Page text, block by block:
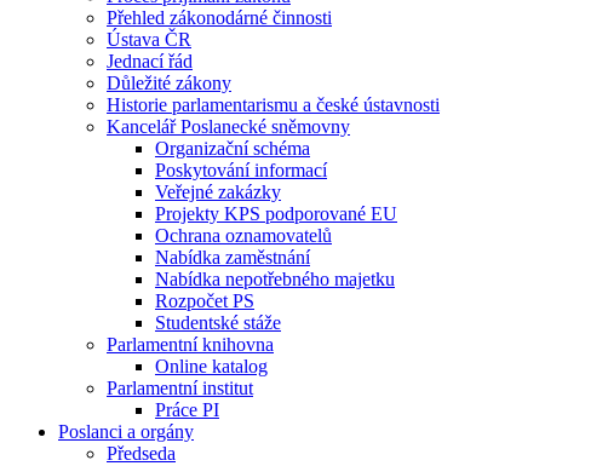
Přehled zákonodárné činnosti
Ústava ČR
Jednací řád
Důležité zákony
Historie parlamentarismu a české ústavnosti
Kancelář Poslanecké sněmovny
Organizační schéma
Poskytování informací
Veřejné zakázky
Projekty KPS podporované EU
Ochrana oznamovatelů
Nabídka zaměstnání
Nabídka nepotřebného majetku
Rozpočet PS
Studentské stáže
Parlamentní knihovna
Online katalog
Parlamentní institut
Práce PI
Poslanci a orgány
Předseda